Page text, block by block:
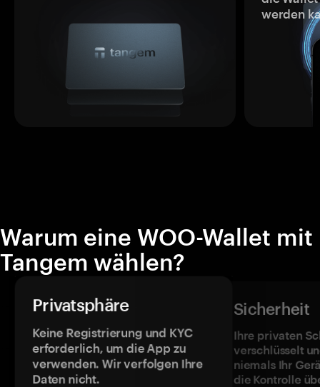
werden
Warum eine WOO-Wallet mit
Tangem wählen?
Privatsphäre
Keine Registrierung und KYC
erforderlich, um die App zu
verwenden. Wir verfolgen Ihre
Daten nicht.
Sicherheit
Ihre privaten
verschlüsselt
niemals Ihr
die Kontrolle